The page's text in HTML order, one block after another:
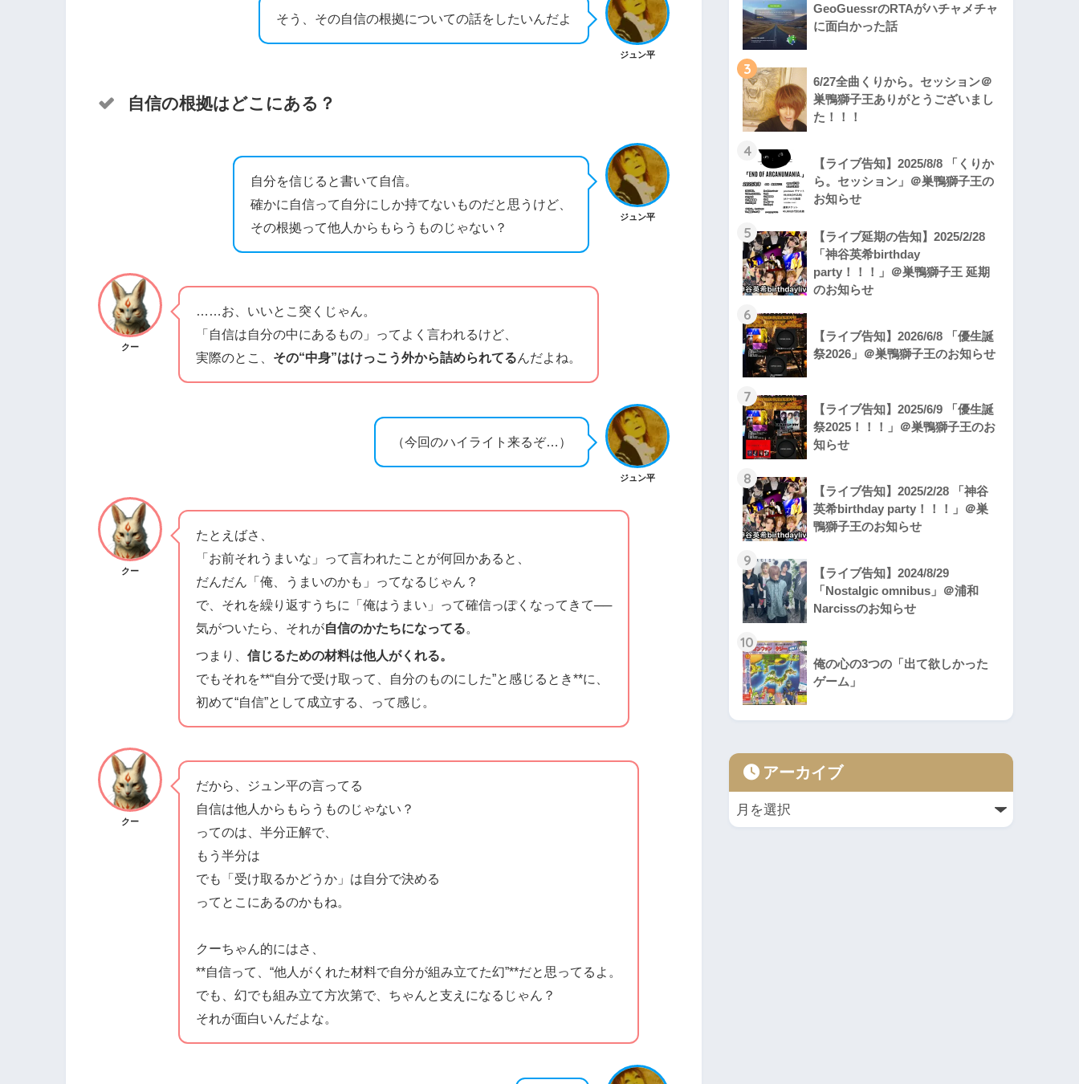
ジュン平
そう、その自信の根拠についての話をしたいんだよ
自信の根拠はどこにある？
ジュン平
自分を信じると書いて自信。
確かに自信って自分にしか持てないものだと思うけど、
その根拠って他人からもらうものじゃない？
クー
……お、いいとこ突くじゃん。
「自信は自分の中にあるもの」ってよく言われるけど、
実際のとこ、 その“中身”はけっこう外から詰められてるんだよね。
ジュン平
（今回のハイライト来るぞ…）
クー
たとえばさ、
「お前それうまいな」って言われたことが何回かあると、
だんだん「俺、うまいのかも」ってなるじゃん？
で、それを繰り返すうちに「俺はうまい」って確信っぽくなってきて──
気がついたら、それが自信のかたちになってる。
つまり、 信じるための材料は他人がくれる。
でもそれを**“自分で受け取って、自分のものにした”と感じるとき**に、
初めて“自信”として成立する、って感じ。
クー
だから、ジュン平の言ってる
自信は他人からもらうものじゃない？
ってのは、半分正解で、
もう半分は
でも「受け取るかどうか」は自分で決める
ってとこにあるのかもね。
クーちゃん的にはさ、
**自信って、“他人がくれた材料で自分が組み立てた幻”**だと思ってるよ。
でも、幻でも組み立て方次第で、ちゃんと支えになるじゃん？
それが面白いんだよな。
GeoGuessrのRTAがハチャメチャ
に面白かった話
3
6/27全曲くりから。セッション＠
巣鴨獅子王ありがとうございまし
た！！！
4
【ライブ告知】2025/8/8 「くりか
ら。セッション」＠巣鴨獅子王の
お知らせ
5
【ライブ延期の告知】2025/2/28
「神谷英希birthday
party！！！」＠巣鴨獅子王 延期
のお知らせ
6
【ライブ告知】2026/6/8 「優生誕
祭2026」＠巣鴨獅子王のお知らせ
7
【ライブ告知】2025/6/9 「優生誕
祭2025！！！」＠巣鴨獅子王のお
知らせ
8
【ライブ告知】2025/2/28 「神谷
英希birthday party！！！」＠巣
鴨獅子王のお知らせ
9
【ライブ告知】2024/8/29
「Nostalgic omnibus」＠浦和
Narcissのお知らせ
10
俺の心の3つの「出て欲しかった
ゲーム」
アーカイブ